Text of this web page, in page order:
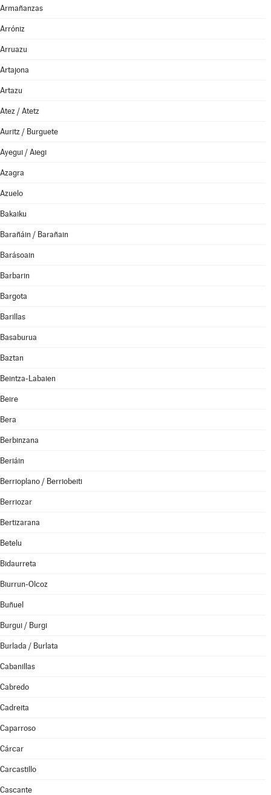
Armañanzas
Arróniz
Arruazu
Artajona
Artazu
Atez / Atetz
Auritz / Burguete
Ayegui / Aiegi
Azagra
Azuelo
Bakaiku
Barañáin / Barañain
Barásoain
Barbarin
Bargota
Barillas
Basaburua
Baztan
Beintza-Labaien
Beire
Bera
Berbinzana
Beriáin
Berrioplano / Berriobeiti
Berriozar
Bertizarana
Betelu
Bidaurreta
Biurrun-Olcoz
Buñuel
Burgui / Burgi
Burlada / Burlata
Cabanillas
Cabredo
Cadreita
Caparroso
Cárcar
Carcastillo
Cascante